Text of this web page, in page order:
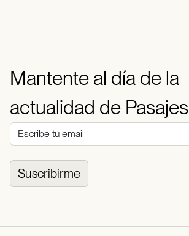
Mantente al día de la
actualidad de Pasajes
Suscribirme